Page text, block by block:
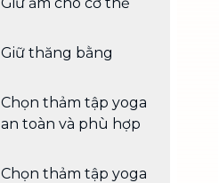
Giữ thăng bằng
Chọn thảm tập yoga
an toàn và phù hợp
Chọn thảm tập yoga